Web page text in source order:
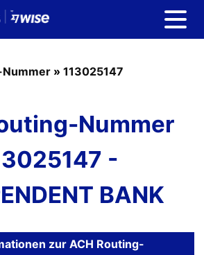
» 113025147
Nummer
-
BANK
zur ACH Routing-